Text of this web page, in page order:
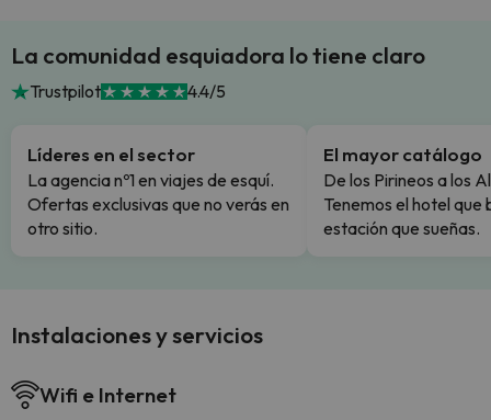
La comunidad esquiadora lo tiene claro
Trustpilot 4.4/5
Líderes en el sector
La agencia nº1 en viajes de esquí.
Ofertas exclusivas que no verás en
otro sitio.
El mayor catálogo
De los Pirineos a los
Tenemos el hotel que
estación que sueñas.
Instalaciones y servicios
Wifi e Internet